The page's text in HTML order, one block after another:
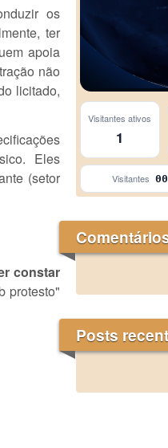
os
ter
apoia
não
licitado,
Eles
(setor
constar
protesto"
Visitantes ativos
1
Visitantes
Posts